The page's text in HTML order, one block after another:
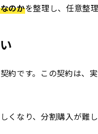
のかを整理し、任意整
約です。この契約は、
くなり、分割購入が難